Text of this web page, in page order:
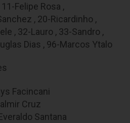
11-Felipe Rosa ,
, 20-Ricardinho ,
, 32-Lauro , 33-Sandro ,
Dias , 96-Marcos Ytalo
Facincani
Cruz
Santana